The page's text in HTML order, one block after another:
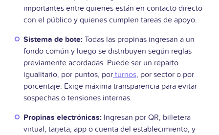
importantes entre quienes están en contacto directo
con el público y quienes cumplen tareas de apoyo.
Sistema de bote: Todas las propinas ingresan a un
fondo común y luego se distribuyen según reglas
previamente acordadas. Puede ser un reparto
igualitario, por puntos, por turnos, por sector o por
porcentaje. Exige máxima transparencia para evitar
sospechas o tensiones internas.
Propinas electrónicas: Ingresan por QR, billetera
virtual, tarjeta, app o cuenta del establecimiento, y